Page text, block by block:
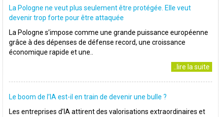
La Pologne ne veut plus seulement être protégée. Elle veut
devenir trop forte pour être attaquée
La Pologne s’impose comme une grande puissance européenne
grâce à des dépenses de défense record, une croissance
économique rapide et une..
..lire la suite
Le boom de l’IA est-il en train de devenir une bulle ?
Les entreprises d’IA attirent des valorisations extraordinaires et